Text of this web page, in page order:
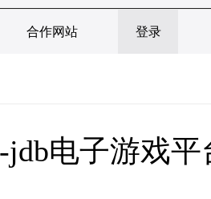
合作网站 登录
jdb电子游戏平